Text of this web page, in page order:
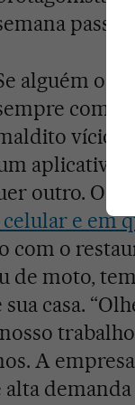
alguém os
com os
vício,
aplicativo
outro. O de
celular e em
com o
de moto,
casa.
A
demanda